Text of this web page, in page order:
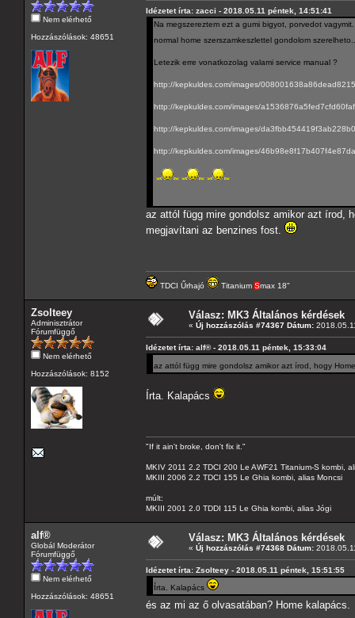
Nem elérhető
Hozzászólások: 48651
Idézetet írta: zacci - 2018.05.11 péntek, 14:51:41
Na megszereztem ezt a gumi bigyot, porvedot
normal home szerszamkeszlettel gondolom
Letezik erre vonatkozolag valami service manual ?
http://kepkuldes.com/images/
http://kepkuldes.com/images/
http://kepkuldes.com/images/
http://kepkuldes.com/images/
az attól függ mire gondolsz amikor azt írod,
megjavítani az benzines fost.
TDCI Űrhajó Titanium Smax 18"
Zsolteey
Adminisztrátor
Fórumfüggő
Nem elérhető
Hozzászólások: 8152
Válasz: MK3 Általános kérdések
« Új hozzászólás #74367 Dátum:
Idézetet írta: alf® - 2018.05.11 péntek, 15:33:04
az attól függ mire gondolsz amikor azt írod, hogy
Írta. Kalapács
"If it ain't broke, don't fix it."
MKIV 2011 2.2 TDCI 200 Le AWF21 Titanium-S kombi,
MKIII 2006 2.2 TDCI 155 Le Ghia kombi, alias Moncsi
múlt:
MKIII 2001 2.0 TDDI 115 Le Ghia kombi, alias Jógi
alf®
Globál Moderátor
Fórumfüggő
Nem elérhető
Hozzászólások: 48651
Válasz: MK3 Általános kérdések
« Új hozzászólás #74368 Dátum:
Idézetet írta: Zsolteey - 2018.05.11 péntek, 15:51:55
Írta. Kalapács
és az mi az ő olvasatában? Home